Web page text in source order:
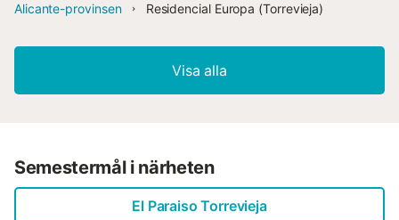
Alicante-provinsen
Residencial Europa (Torrevieja)
Visa alla
Semestermål i närheten
El Paraiso Torrevieja